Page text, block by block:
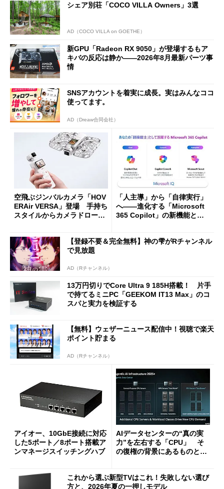
シェア別荘「COCO VILLA Owners」3選
AD（COCO VILLA on GOETHE）
新GPU「Radeon RX 9050」が登場するもア
キバの反応は静か――2026年8月最新パーツ事
情
SNSアカウントを着実に成長。実はみんなココ
使ってます。
AD（Dreaw合同会社）
空飛ぶジンバルカメラ「HOV
ERAir VERSA」登場 手持ち
スタイルからカメラドローン
「人主導」から「自律実行」
へ――進化する「Microsoft
365 Copilot」の新機能とエ
【登録不要＆完全無料】神の雫がRチャンネル
で見放題
AD（Rチャンネル）
13万円切りでCore Ultra 9 185H搭載！ 片手
で持てるミニPC「GEEKOM IT13 Max」のコ
スパと実力を検証する
【無料】ウェザーニュース配信中！視聴で楽天
ポイント貯まる
AD（Rチャンネル）
アイオー、10GbE接続に対応
した5ポート／8ポート搭載ア
ンマネージスイッチングハブ
AIデータセンターの“真の実
力”を左右する「CPU」 そ
の復権の背景にあるものと
これから選ぶ新型TVはこれ！失敗しない選び
方と、2026年夏の一押しモデル